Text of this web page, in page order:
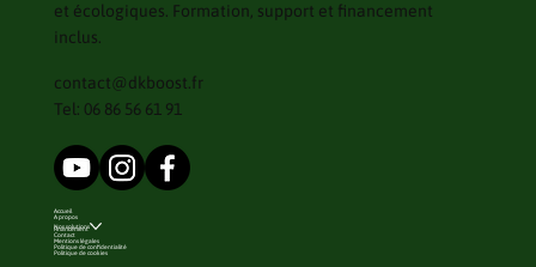
et écologiques. Formation, support et financement
inclus.
contact@dkboost.fr
Tel: 06 86 56 61 91
Accueil
A propos
Nos solutions
Financement
Contact
Mentions légales
Politique de confidentialité
Politique de cookies